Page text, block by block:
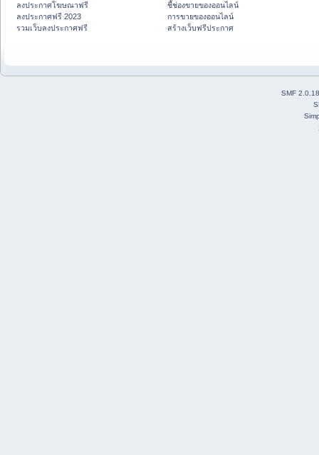
ลงประกาศโฆษณาฟรี
ลงประกาศฟรี 2023
รวมเว็บลงประกาศฟรี
ชี้ช่องขายของออนไลน์
การขายของออนไลน์
สร้างเว็บฟรีประกาศ
SMF 2.0.18